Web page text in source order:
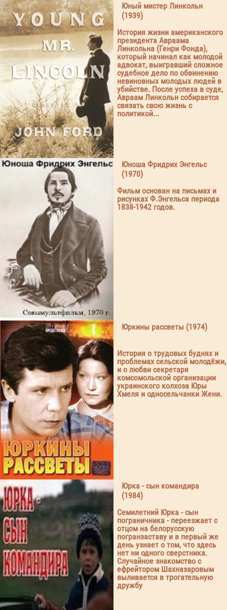
Юный мистер Линкольн
(1939)
История жизни американского
президента Авраама
Линкольна (Генри Фонда),
который начинал как молодой
адвокат, выигравший сложное
судебное дело по обвинению
невиновных молодых людей в
убийстве. После успеха в суде,
Авраам Линкольн собирается
связать свою жизнь с
политикой...
Юноша Фридрих Энгельс
(1970)
Фильм основан на письмах и
рисунках Ф.Энгельса периода
1838-1942 годов.
Юркины рассветы (1974)
История о трудовых буднях и
проблемах сельской молодёжи,
и о любви секретаря
комсомольской организации
украинского колхоза Юры
Хмеля и односельчанки Жени.
Юрка - сын командира
(1984)
Семилетний Юрка - сын
пограничника - переезжает с
отцом на белорусскую
погранзаставу и в первый же
день узнает о том, что здесь
нет ни одного сверстника.
Случайное знакомство с
ефрейтором Шахназаровым
выливается в трогательную
дружбу